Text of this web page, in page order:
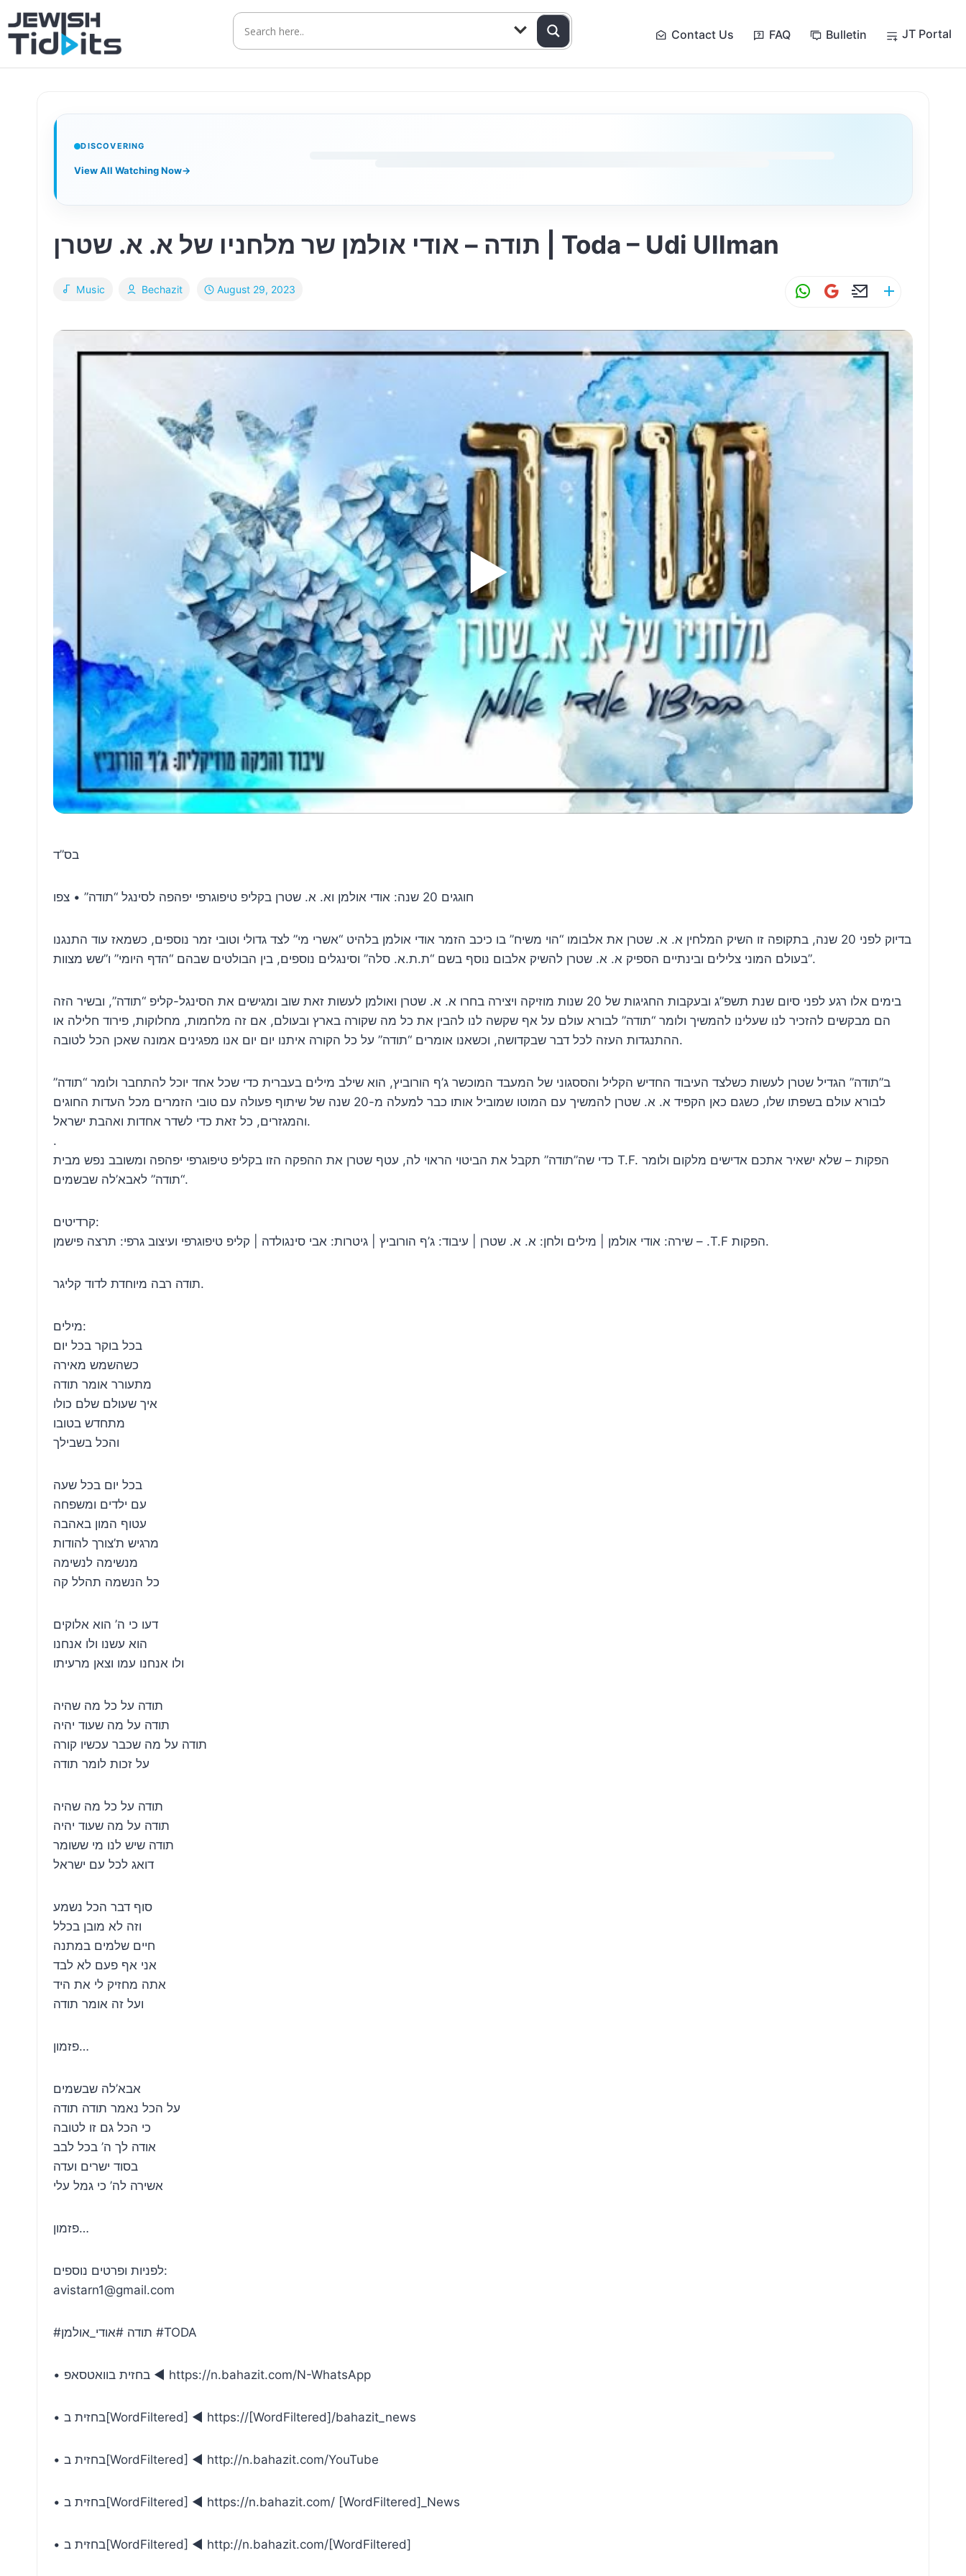
Skip
to
content
Contact Us FAQ Bulletin JT Portal
DISCOVERING
View All Watching Now→
Music
תודה – אודי אולמן שר מלחניו של א. א. שטרן | Toda – Udi Ullman
Bechazit August 29, 2023
W
at
s
p
p
G
ai
l
E
ai
l
ar
e
בס”ד
חוגגים 20 שנה: אודי אולמן וא. א. שטרן בקליפ טיפוגרפי יפהפה לסינגל “תודה” • צפו
בדיוק לפני 20 שנה, בתקופה זו השיק המלחין א. א. שטרן את אלבומו “הוי משיח” בו כיכב הזמר אודי אולמן בלהיט “אשרי מי” לצד גדולי וטובי זמר נוספים, כשמאז עוד התנגנו
בעולם המוני צלילים ובינתיים הספיק א. א. שטרן להשיק אלבום נוסף בשם “ת.ת.א. סלה” וסינגלים נוספים, בין הבולטים שבהם “הדף היומי” ו”שש מצוות”.
בימים אלו רגע לפני סיום שנת תשפ”ג ובעקבות החגיגות של 20 שנות מוזיקה ויצירה בחרו א. א. שטרן ואולמן לעשות זאת שוב ומגישים את הסינגל-קליפ “תודה”, ובשיר הזה
הם מבקשים להזכיר לנו שעלינו להמשיך ולומר “תודה” לבורא עולם על אף שקשה לנו להבין את כל מה שקורה בארץ ובעולם, אם זה מלחמות, מחלוקות, פירוד חלילה או
ההתנגדות העזה לכל דבר שבקדושה, וכשאנו אומרים “תודה” על כל הקורה איתנו יום יום אנו מפגינים אמונה שאכן הכל לטובה.
ב”תודה” הגדיל שטרן לעשות כשלצד העיבוד החדיש הקליל והססגוני של המעבד המוכשר ג’ף הורוביץ, הוא שילב מילים בעברית כדי שכל אחד יוכל להתחבר ולומר “תודה”
לבורא עולם בשפתו שלו, כשגם כאן הקפיד א. א. שטרן להמשיך עם המוטו שמוביל אותו כבר למעלה מ-20 שנה של שיתוף פעולה עם טובי הזמרים מכל העדות החוגים
והמגזרים, כל זאת כדי לשדר אחדות ואהבת ישראל.
.
כדי שה”תודה” תקבל את הביטוי הראוי לה, עטף שטרן את ההפקה הזו בקליפ טיפוגרפי יפהפה ומשובב נפש מבית T.F. הפקות – שלא ישאיר אתכם אדישים מלקום ולומר
“תודה” לאבא’לה שבשמים.
קרדיטים:
שירה: אודי אולמן | מילים ולחן: א. א. שטרן | עיבוד: ג’ף הורוביץ | גיטרות: אבי סינגולדה | קליפ טיפוגרפי ועיצוב גרפי: תרצה פישמן – .T.F הפקות.
תודה רבה מיוחדת לדוד קליגר.
מילים:
בכל בוקר בכל יום
כשהשמש מאירה
מתעורר אומר תודה
איך שעולם שלם כולו
מתחדש בטובו
והכל בשבילך
בכל יום בכל שעה
עם ילדים ומשפחה
עטוף המון באהבה
מרגיש ת’צורך להודות
מנשימה לנשימה
כל הנשמה תהלל קה
דעו כי ה’ הוא אלוקים
הוא עשנו ולו אנחנו
ולו אנחנו עמו וצאן מרעיתו
תודה על כל מה שהיה
תודה על מה שעוד יהיה
תודה על מה שכבר עכשיו קורה
על זכות לומר תודה
תודה על כל מה שהיה
תודה על מה שעוד יהיה
תודה שיש לנו מי ששומר
דואג לכל עם ישראל
סוף דבר הכל נשמע
וזה לא מובן בכלל
חיים שלמים במתנה
אני אף פעם לא לבד
אתה מחזיק לי את היד
ועל זה אומר תודה
פזמון…
אבא’לה שבשמים
על הכל נאמר תודה תודה
כי הכל גם זו לטובה
אודה לך ה’ בכל לבב
בסוד ישרים ועדה
אשירה לה’ כי גמל עלי
פזמון…
לפניות ופרטים נוספים:
avistarn1@gmail.com
#תודה #אודי_אולמן #TODA
• בחזית בוואטסאפ ◄ https://n.bahazit.com/N-WhatsApp
• בחזית ב[WordFiltered] ◄ https://[WordFiltered]/bahazit_news
• בחזית ב[WordFiltered] ◄ http://n.bahazit.com/YouTube
• בחזית ב[WordFiltered] ◄ https://n.bahazit.com/ [WordFiltered]_News
• בחזית ב[WordFiltered] ◄ http://n.bahazit.com/[WordFiltered]